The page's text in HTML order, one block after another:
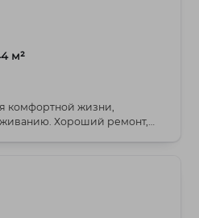
м²
комфортной жизни,
Хороший ремонт,